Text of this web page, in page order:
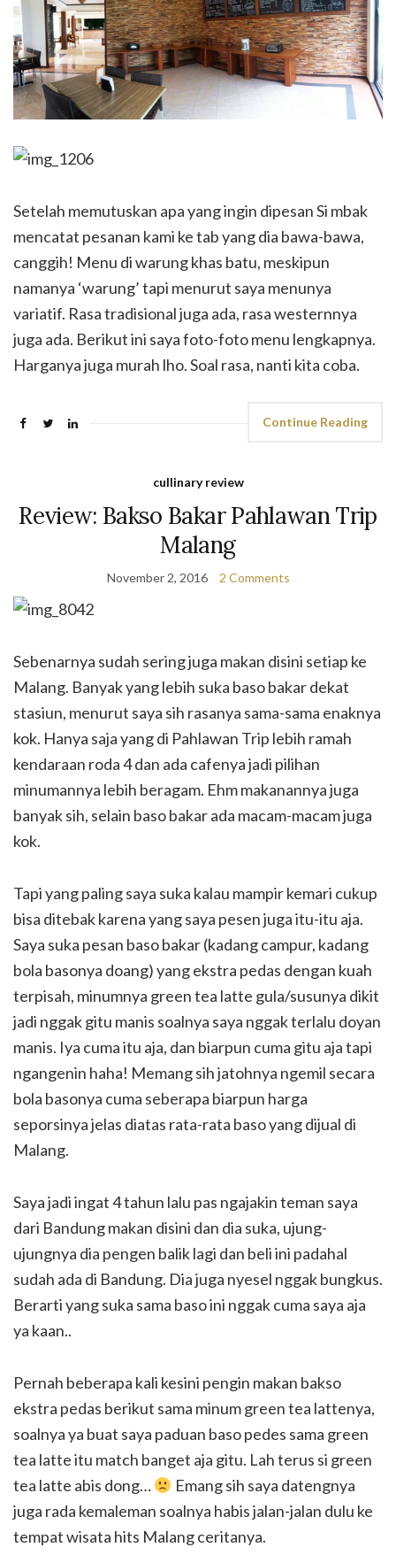
Setelah memutuskan apa yang ingin dipesan Si mbak
mencatat pesanan kami ke tab yang dia bawa-bawa,
canggih! Menu di warung khas batu, meskipun
namanya ‘warung’ tapi menurut saya menunya
variatif. Rasa tradisional juga ada, rasa westernnya
juga ada. Berikut ini saya foto-foto menu lengkapnya.
Harganya juga murah lho. Soal rasa, nanti kita coba.
Continue Reading
cullinary review
Review: Bakso Bakar Pahlawan Trip
Malang
November 2, 2016 2 Comments
Sebenarnya sudah sering juga makan disini setiap ke
Malang. Banyak yang lebih suka baso bakar dekat
stasiun, menurut saya sih rasanya sama-sama enaknya
kok. Hanya saja yang di Pahlawan Trip lebih ramah
kendaraan roda 4 dan ada cafenya jadi pilihan
minumannya lebih beragam. Ehm makanannya juga
banyak sih, selain baso bakar ada macam-macam juga
kok.
Tapi yang paling saya suka kalau mampir kemari cukup
bisa ditebak karena yang saya pesen juga itu-itu aja.
Saya suka pesan baso bakar (kadang campur, kadang
bola basonya doang) yang ekstra pedas dengan kuah
terpisah, minumnya green tea latte gula/susunya dikit
jadi nggak gitu manis soalnya saya nggak terlalu doyan
manis. Iya cuma itu aja, dan biarpun cuma gitu aja tapi
ngangenin haha! Memang sih jatohnya ngemil secara
bola basonya cuma seberapa biarpun harga
seporsinya jelas diatas rata-rata baso yang dijual di
Malang.
Saya jadi ingat 4 tahun lalu pas ngajakin teman saya
dari Bandung makan disini dan dia suka, ujung-
ujungnya dia pengen balik lagi dan beli ini padahal
sudah ada di Bandung. Dia juga nyesel nggak bungkus.
Berarti yang suka sama baso ini nggak cuma saya aja
ya kaan..
Pernah beberapa kali kesini pengin makan bakso
ekstra pedas berikut sama minum green tea lattenya,
soalnya ya buat saya paduan baso pedes sama green
tea latte itu match banget aja gitu. Lah terus si green
tea latte abis dong…
Emang sih saya datengnya
juga rada kemaleman soalnya habis jalan-jalan dulu ke
tempat wisata hits Malang ceritanya.